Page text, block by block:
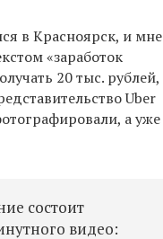
в Красноярск, и мне
«заработок
20 тыс. рублей,
Uber
а уже
состоит
видео: